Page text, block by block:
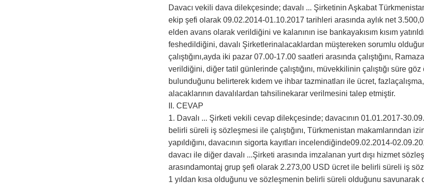
Davacı vekili dava dilekçesinde; davalı ... Şirketinin Aşkabat
ekip şefi olarak 09.02.2014-01.10.2017 tarihleri arasında aylık net
elden avans olarak verildiğini ve kalanının ise bankayakısım kısım
feshedildiğini, davalı Şirketlerinalacaklardan müştereken sorumlu
çalıştığını,ayda iki pazar 07.00-17.00 saatleri arasında çalıştığını,
verildiğini, diğer tatil günlerinde çalıştığını, müvekkilinin çalıştığı süre
bulunduğunu belirterek kıdem ve ihbar tazminatları ile ücret,
alacaklarının davalılardan tahsilinekarar verilmesini talep etmiştir.
II. CEVAP
1. Davalı ... Şirketi vekili cevap dilekçesinde; davacının 01.01.2017-
belirli süreli iş sözleşmesi ile çalıştığını, Türkmenistan makamlarından
yapıldığını, davacının sigorta kayıtları incelendiğinde09.02.2014-
davacı ile diğer davalı ...Şirketi arasında imzalanan yurt dışı hizmet
arasındamontaj grup şefi olarak 2.273,00 USD ücret ile belirli süreli iş
1 yıldan kısa olduğunu ve sözleşmenin belirli süreli olduğunu savunarak